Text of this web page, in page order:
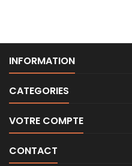
INFORMATION
CATEGORIES
VOTRE COMPTE
CONTACT